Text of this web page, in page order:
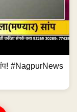
#NagpurNews